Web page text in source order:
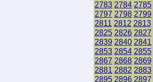
2783 2784 2785
2797 2798 2799
2811 2812 2813
2825 2826 2827
2839 2840 2841
2853 2854 2855
2867 2868 2869
2881 2882 2883
2895 2896 2897